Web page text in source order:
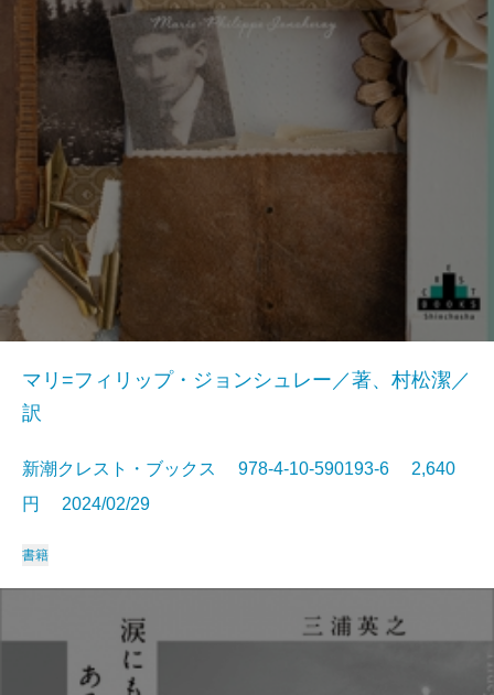
マリ=フィリップ・ジョンシュレー／著、村松潔／
訳
新潮クレスト・ブックス 978-4-10-590193-6 2,640
円 2024/02/29
書籍